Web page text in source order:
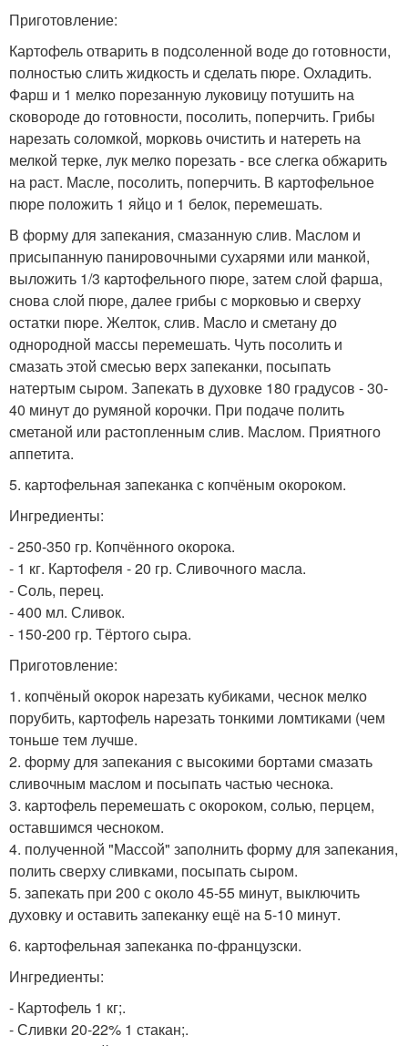
Приготовление:
Картофель отварить в подсоленной воде до готовности,
полностью слить жидкость и сделать пюре. Охладить.
Фарш и 1 мелко порезанную луковицу потушить на
сковороде до готовности, посолить, поперчить. Грибы
нарезать соломкой, морковь очистить и натереть на
мелкой терке, лук мелко порезать - все слегка обжарить
на раст. Масле, посолить, поперчить. В картофельное
пюре положить 1 яйцо и 1 белок, перемешать.
В форму для запекания, смазанную слив. Маслом и
присыпанную панировочными сухарями или манкой,
выложить 1/3 картофельного пюре, затем слой фарша,
снова слой пюре, далее грибы с морковью и сверху
остатки пюре. Желток, слив. Масло и сметану до
однородной массы перемешать. Чуть посолить и
смазать этой смесью верх запеканки, посыпать
натертым сыром. Запекать в духовке 180 градусов - 30-
40 минут до румяной корочки. При подаче полить
сметаной или растопленным слив. Маслом. Приятного
аппетита.
5. картофельная запеканка с копчёным окороком.
Ингредиенты:
- 250-350 гр. Копчённого окорока.
- 1 кг. Картофеля - 20 гр. Сливочного масла.
- Соль, перец.
- 400 мл. Сливок.
- 150-200 гр. Тёртого сыра.
Приготовление:
1. копчёный окорок нарезать кубиками, чеснок мелко
порубить, картофель нарезать тонкими ломтиками (чем
тоньше тем лучше.
2. форму для запекания с высокими бортами смазать
сливочным маслом и посыпать частью чеснока.
3. картофель перемешать с окороком, солью, перцем,
оставшимся чесноком.
4. полученной "Массой" заполнить форму для запекания,
полить сверху сливками, посыпать сыром.
5. запекать при 200 с около 45-55 минут, выключить
духовку и оставить запеканку ещё на 5-10 минут.
6. картофельная запеканка по-французски.
Ингредиенты:
- Картофель 1 кг;.
- Сливки 20-22% 1 стакан;.